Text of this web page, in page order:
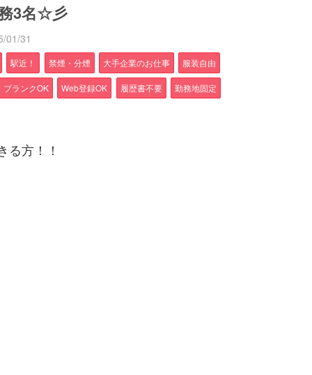
3名☆彡
01/31
駅近！ 禁煙・分煙 大手企業のお仕事 服装自由
ブランクOK Web登録OK 履歴書不要 勤務地固定
る方！！